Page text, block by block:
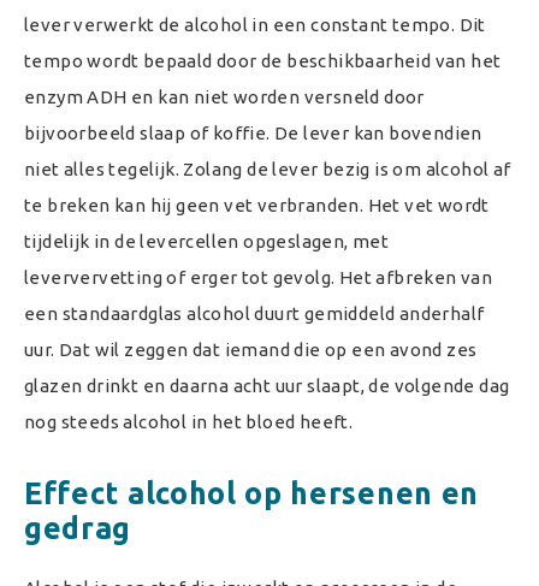
lever verwerkt de alcohol in een constant tempo. Dit
tempo wordt bepaald door de beschikbaarheid van het
enzym ADH en kan niet worden versneld door
bijvoorbeeld slaap of koffie. De lever kan bovendien
niet alles tegelijk. Zolang de lever bezig is om alcohol af
te breken kan hij geen vet verbranden. Het vet wordt
tijdelijk in de levercellen opgeslagen, met
leververvetting of erger tot gevolg. Het afbreken van
een standaardglas alcohol duurt gemiddeld anderhalf
uur. Dat wil zeggen dat iemand die op een avond zes
glazen drinkt en daarna acht uur slaapt, de volgende dag
nog steeds alcohol in het bloed heeft.
Effect alcohol op hersenen en
gedrag